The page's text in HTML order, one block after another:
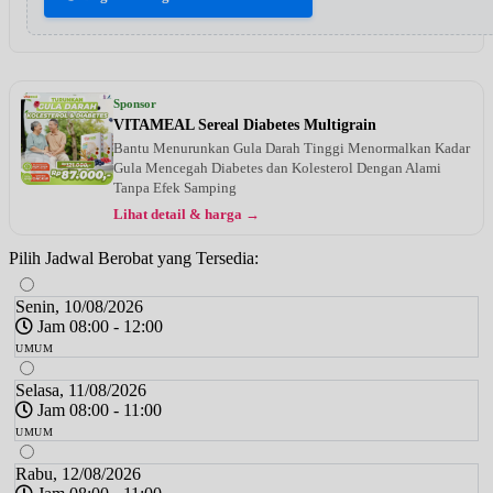
Sponsor
VITAMEAL Sereal Diabetes Multigrain
Bantu Menurunkan Gula Darah Tinggi Menormalkan Kadar
Gula Mencegah Diabetes dan Kolesterol Dengan Alami
Tanpa Efek Samping
Lihat detail & harga →
Pilih Jadwal Berobat yang Tersedia:
Senin, 10/08/2026
Jam 08:00 - 12:00
UMUM
Selasa, 11/08/2026
Jam 08:00 - 11:00
UMUM
Rabu, 12/08/2026